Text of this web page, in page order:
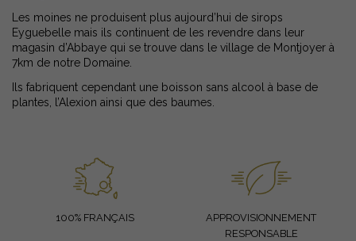
Les moines ne produisent plus aujourd’hui de sirops
Eyguebelle mais ils continuent de les revendre dans leur
magasin d’Abbaye qui se trouve dans le village de Montjoyer à
7km de notre Domaine.
Ils fabriquent cependant une boisson sans alcool à base de
plantes, l’Alexion ainsi que des baumes.
100% FRANÇAIS
APPROVISIONNEMENT
RESPONSABLE